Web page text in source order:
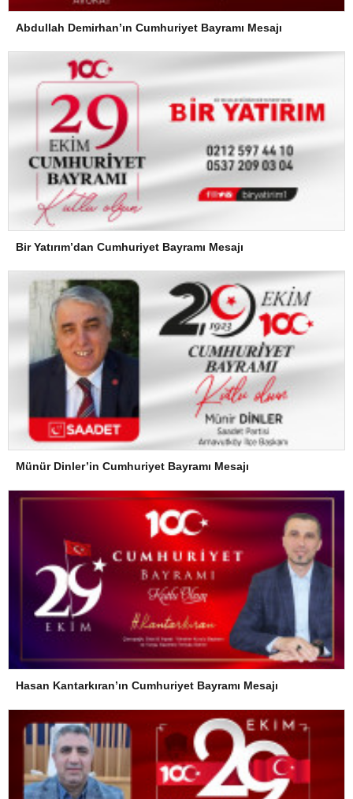
Abdullah Demirhan’ın Cumhuriyet Bayramı Mesajı
Bir Yatırım’dan Cumhuriyet Bayramı Mesajı
Münür Dinler’in Cumhuriyet Bayramı Mesajı
Hasan Kantarkıran’ın Cumhuriyet Bayramı Mesajı